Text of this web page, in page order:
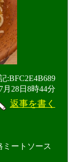
:BFC2E4B689
月28日8時44分
返事を書く
ミートソース